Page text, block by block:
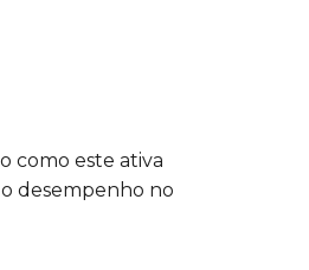
como este ativa
desempenho no